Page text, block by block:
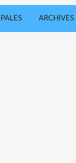
ARCHIVES